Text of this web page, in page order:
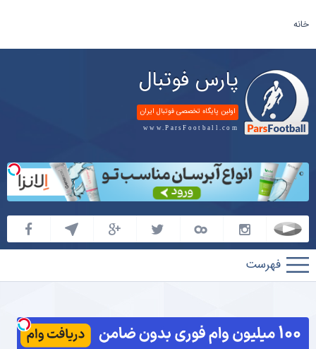
خانه
پارس فوتبال
اولین پایگاه تخصصی فوتبال ایران
www.ParsFootball.com
پارس
فوتبال